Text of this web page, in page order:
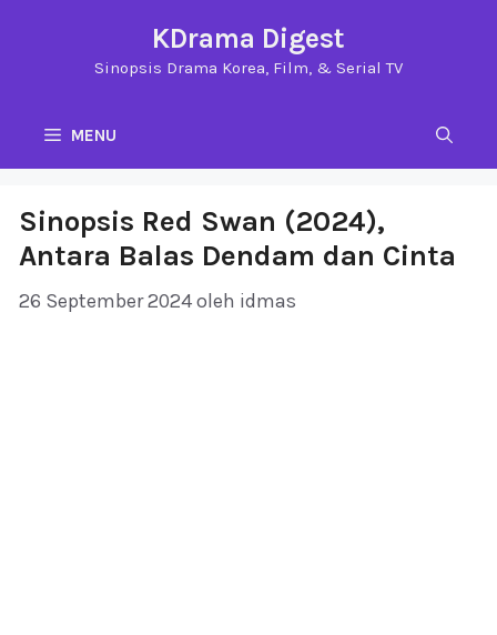
KDrama Digest
Sinopsis Drama Korea, Film, & Serial TV
MENU
Sinopsis Red Swan (2024),
Antara Balas Dendam dan Cinta
26 September 2024oleh idmas